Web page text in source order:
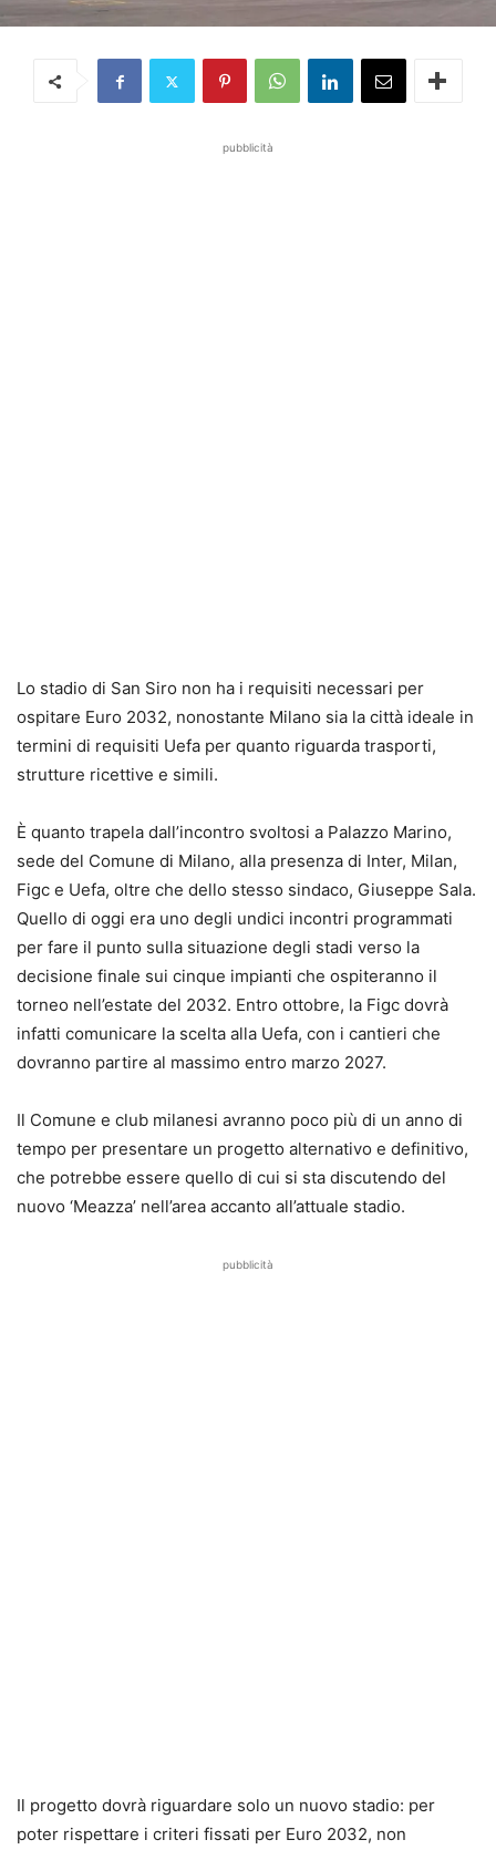
pubblicità
Lo stadio di San Siro non ha i requisiti necessari per
ospitare Euro 2032, nonostante Milano sia la città ideale in
termini di requisiti Uefa per quanto riguarda trasporti,
strutture ricettive e simili.
È quanto trapela dall’incontro svoltosi a Palazzo Marino,
sede del Comune di Milano, alla presenza di Inter, Milan,
Figc e Uefa, oltre che dello stesso sindaco, Giuseppe Sala.
Quello di oggi era uno degli undici incontri programmati
per fare il punto sulla situazione degli stadi verso la
decisione finale sui cinque impianti che ospiteranno il
torneo nell’estate del 2032. Entro ottobre, la Figc dovrà
infatti comunicare la scelta alla Uefa, con i cantieri che
dovranno partire al massimo entro marzo 2027.
Il Comune e club milanesi avranno poco più di un anno di
tempo per presentare un progetto alternativo e definitivo,
che potrebbe essere quello di cui si sta discutendo del
nuovo ‘Meazza’ nell’area accanto all’attuale stadio.
pubblicità
Il progetto dovrà riguardare solo un nuovo stadio: per
poter rispettare i criteri fissati per Euro 2032, non